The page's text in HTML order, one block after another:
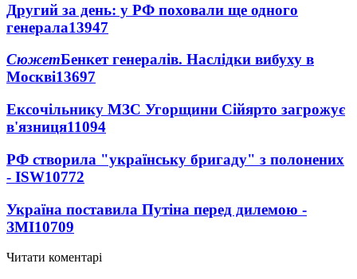
Другий за день: у РФ поховали ще одного
генерала13947
СюжетБенкет генералів. Наслідки вибуху в
Москві13697
Ексочільнику МЗС Угорщини Сійярто загрожує
в'язниця11094
РФ створила "українську бригаду" з полонених
- ISW10772
Україна поставила Путіна перед дилемою -
ЗМІ10709
Читати коментарі